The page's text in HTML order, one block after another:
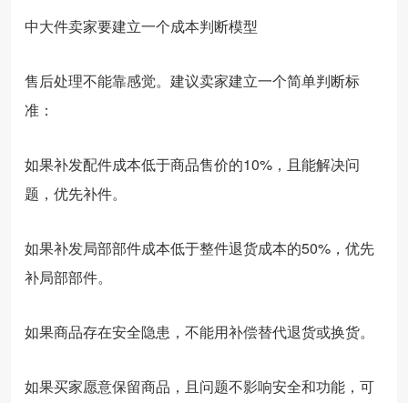
中大件卖家要建立一个成本判断模型
售后处理不能靠感觉。建议卖家建立一个简单判断标
准：
如果补发配件成本低于商品售价的10%，且能解决问
题，优先补件。
如果补发局部部件成本低于整件退货成本的50%，优先
补局部部件。
如果商品存在安全隐患，不能用补偿替代退货或换货。
如果买家愿意保留商品，且问题不影响安全和功能，可